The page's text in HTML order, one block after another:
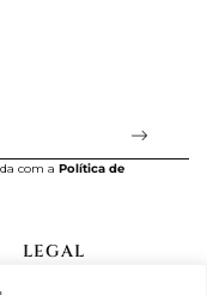
com a Política de
LEGAL